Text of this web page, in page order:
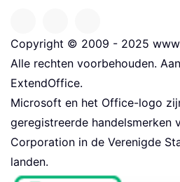
Copyright © 2009 - 2025
Alle rechten voorbehouden.
ExtendOffice.
Microsoft en het Office-logo
geregistreerde handelsmerken
Corporation in de Verenigde
landen.